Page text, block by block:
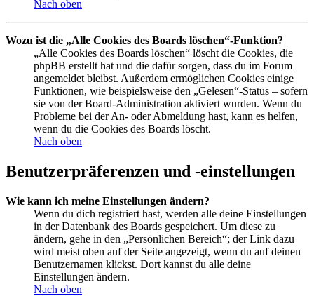
Nach oben
Wozu ist die „Alle Cookies des Boards löschen“-Funktion?
„Alle Cookies des Boards löschen“ löscht die Cookies, die
phpBB erstellt hat und die dafür sorgen, dass du im Forum
angemeldet bleibst. Außerdem ermöglichen Cookies einige
Funktionen, wie beispielsweise den „Gelesen“-Status – sofern
sie von der Board-Administration aktiviert wurden. Wenn du
Probleme bei der An- oder Abmeldung hast, kann es helfen,
wenn du die Cookies des Boards löscht.
Nach oben
Benutzerpräferenzen und -einstellungen
Wie kann ich meine Einstellungen ändern?
Wenn du dich registriert hast, werden alle deine Einstellungen
in der Datenbank des Boards gespeichert. Um diese zu
ändern, gehe in den „Persönlichen Bereich“; der Link dazu
wird meist oben auf der Seite angezeigt, wenn du auf deinen
Benutzernamen klickst. Dort kannst du alle deine
Einstellungen ändern.
Nach oben